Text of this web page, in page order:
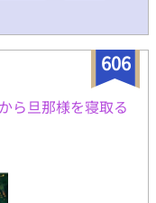
を持つ小国の王族の
♂ 攻め 大柄な体躯だ
陸上部であり走るのが
と、学ぶことが好きで
のままにボサボサな黒
2人をこの世界に連れ
めない。 どこからか
特の声で、度々助言2
るようだ。 ◇ この小
は著者の解釈と想像を
があってもお許しく
606
ら旦那様を寝取る